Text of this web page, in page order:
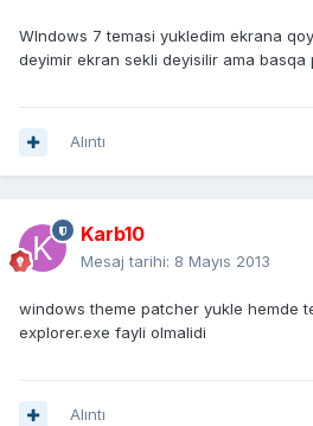
WIndows 7 temasi yukledim ekrana
deyimir ekran sekli deyisilir ama
Alıntı
Karb10
Mesaj tarihi: 8 Mayıs 2013
windows theme patcher yukle hemde
explorer.exe fayli olmalidi
Alıntı